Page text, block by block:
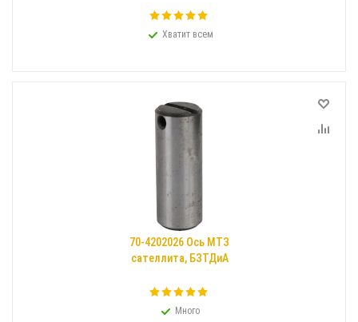
Хватит всем
70-4202026 Ось МТЗ
сателлита, БЗТДиА
Много